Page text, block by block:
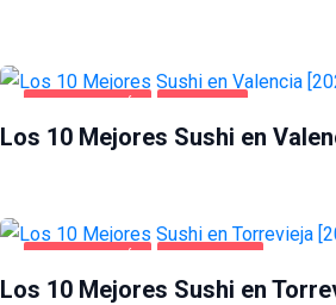
GASTRONOMÍA VALENCIA
Los 10 Mejores Sushi en
GASTRONOMÍA TORREVIEJA
Los 10 Mejores Sushi en